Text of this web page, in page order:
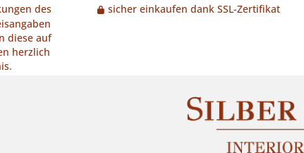
des
diese auf
herzlich
sicher einkaufen dank SSL-Zertifikat